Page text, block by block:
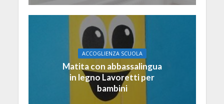
ACCOGLIENZA SCUOLA
Matita con abbassalingua
in legno Lavoretti per
bambini